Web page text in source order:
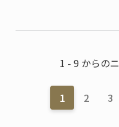
1 - 9 からの
1 2 3